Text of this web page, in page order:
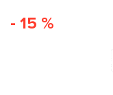
- 15 %